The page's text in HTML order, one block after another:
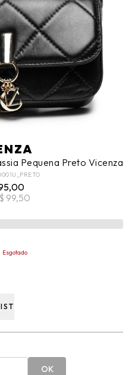
Pequena Preto Vicenza
99,50
Esgotado
OK